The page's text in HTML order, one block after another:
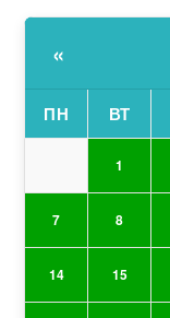
«
ПН ВТ
1
7 8
14 15